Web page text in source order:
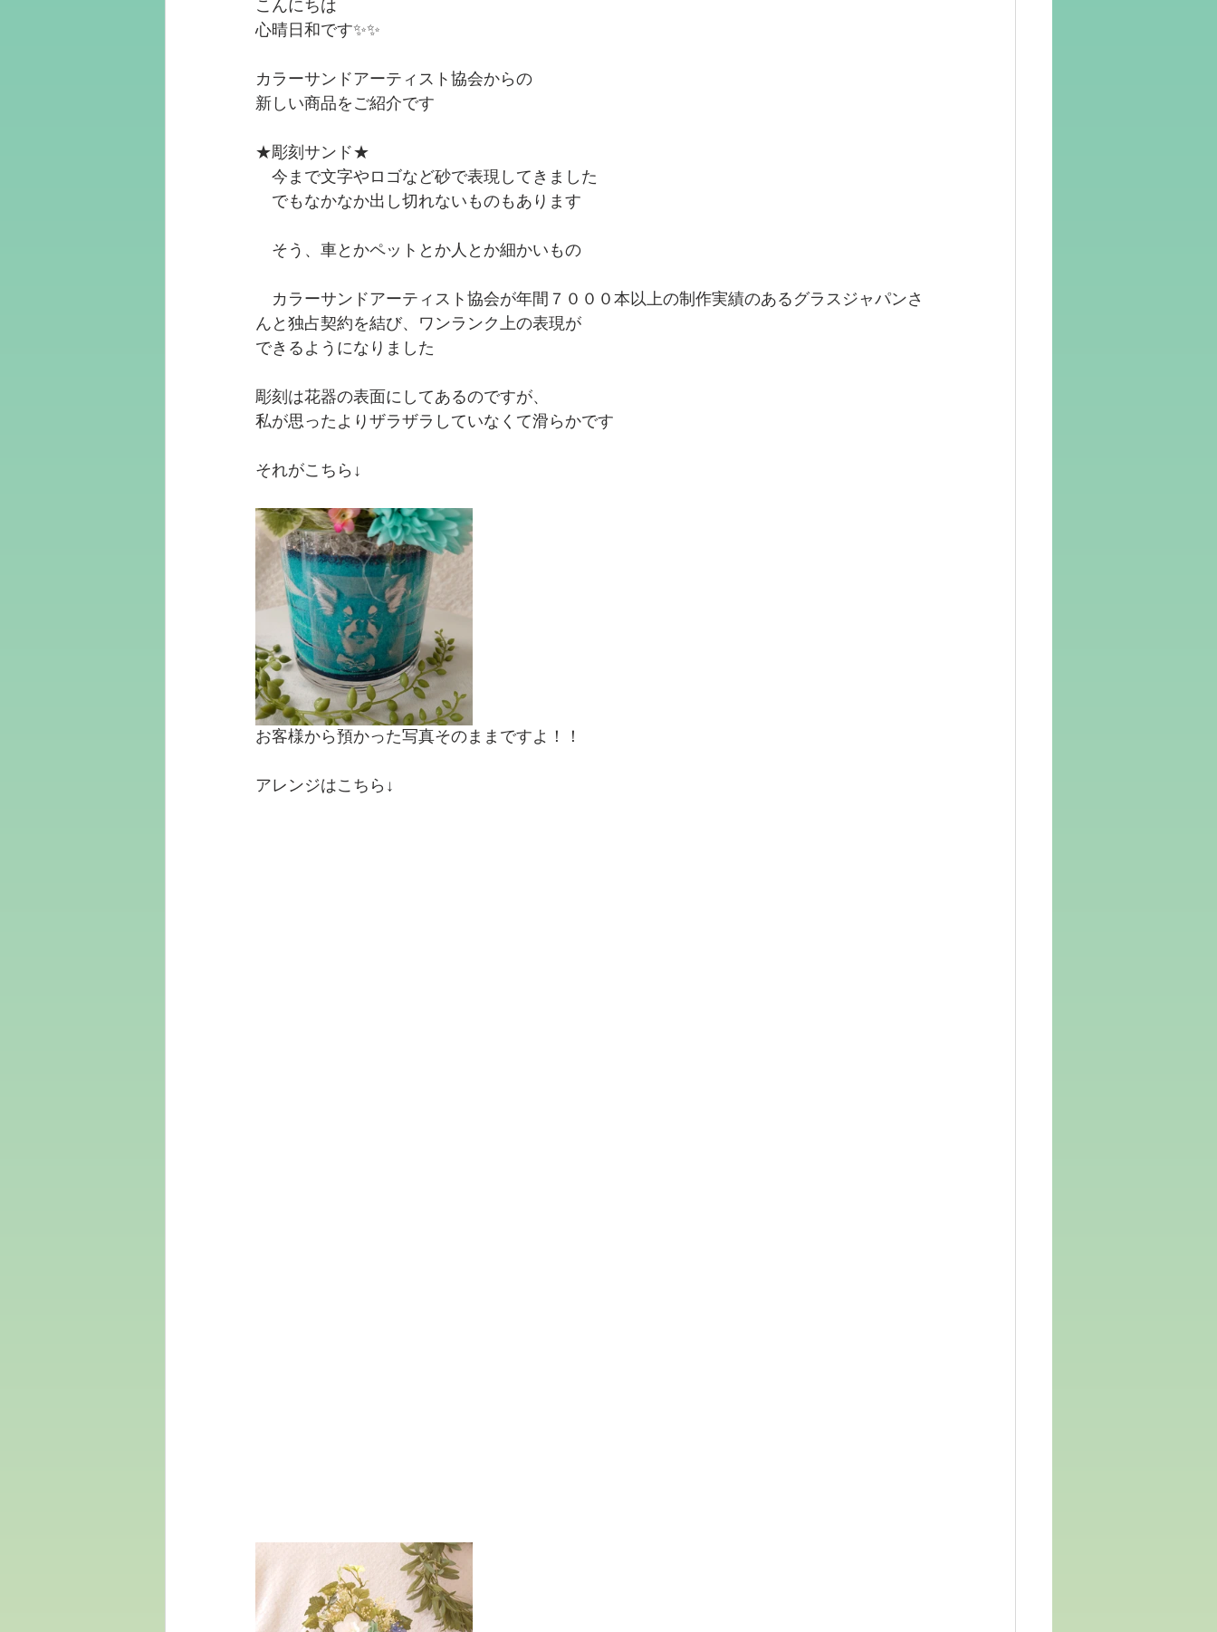
こんにちは
心晴日和です✨✨
カラーサンドアーティスト協会からの
新しい商品をご紹介です
★彫刻サンド★
今まで文字やロゴなど砂で表現してきました
でもなかなか出し切れないものもあります
そう、車とかペットとか人とか細かいもの
カラーサンドアーティスト協会が年間７０００本以上の制作実績のあるグラスジャパンさ
んと独占契約を結び、ワンランク上の表現が
できるようになりました
彫刻は花器の表面にしてあるのですが、
私が思ったよりザラザラしていなくて滑らかです
それがこちら↓
お客様から預かった写真そのままですよ！！
アレンジはこちら↓